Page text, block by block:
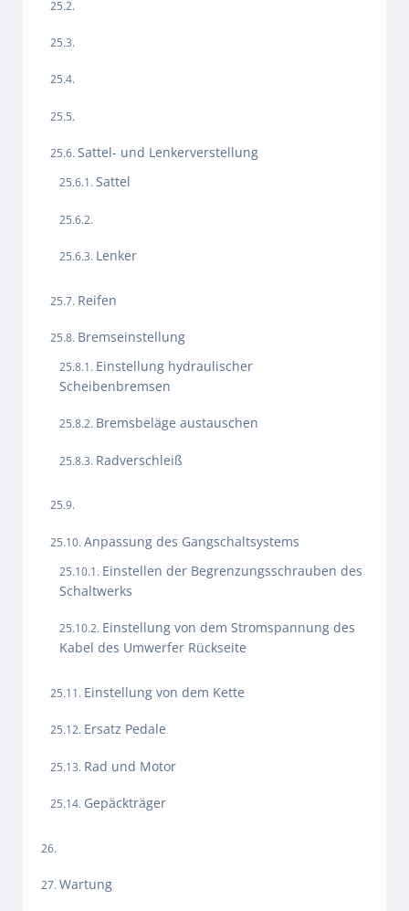
Sattel- und Lenkerverstellung
Sattel
Lenker
Reifen
Bremseinstellung
Einstellung hydraulischer
Scheibenbremsen
Bremsbeläge austauschen
Radverschleiß
Anpassung des Gangschaltsystems
Einstellen der Begrenzungsschrauben des
Schaltwerks
Einstellung von dem Stromspannung des
Kabel des Umwerfer Rückseite
Einstellung von dem Kette
Ersatz Pedale
Rad und Motor
Gepäckträger
Wartung